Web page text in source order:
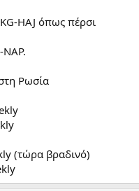
HAJ όπως πέρσι
Ρωσία
(τώρα βραδινό)